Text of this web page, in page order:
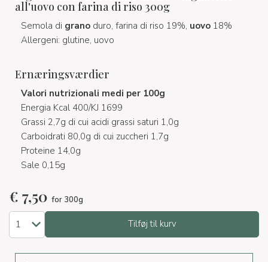
all'uovo con farina di riso 300g
Semola di grano duro, farina di riso 19%, uovo 18%
Allergeni: glutine, uovo
Ernæringsværdier
Valori nutrizionali medi per 100g
Energia Kcal 400/KJ 1699
Grassi 2,7g di cui acidi grassi saturi 1,0g
Carboidrati 80,0g di cui zuccheri 1,7g
Proteine 14,0g
Sale 0,15g
€ 7,50 for 300g
Tilføj til kurv